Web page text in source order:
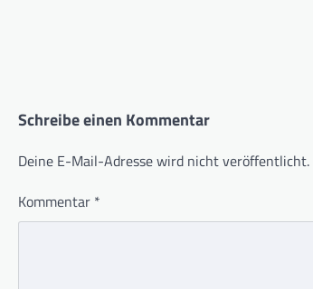
Schreibe einen Kommentar
Deine E-Mail-Adresse wird nicht veröffentlicht.
Kommentar *